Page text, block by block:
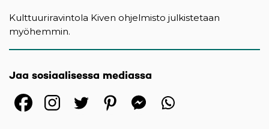
Kulttuuriravintola Kiven ohjelmisto julkistetaan
myöhemmin.
Jaa sosiaalisessa mediassa
(opens in a new tab)
(opens in a new tab)
(opens in a new
(opens in a